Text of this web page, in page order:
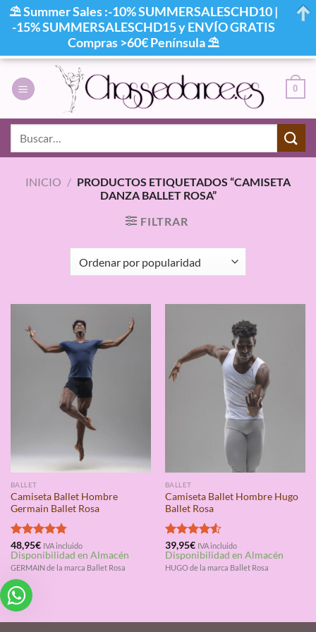
contenido
0
INICIO / PRODUCTOS ETIQUETADOS “CAMISETA
DANZA BALLET ROSA”
FILTRAR
BALLET
Camiseta Ballet Hombre
Germain Ballet Rosa
Valorado
con4.75
de 5
48,95€ IVA incluido
Disponibilidad en Almacén
GERMAIN de la marca Ballet Rosa
BALLET
Camiseta Ballet Hombre Hugo
Ballet Rosa
Valorado
con4.50
de 5
39,95€ IVA incluido
Disponibilidad en Almacén
HUGO de la marca Ballet Rosa
⛱ Summer Sales :-10% SUMMERSALESCHD10 |
-15% SUMMERSALESCHD15 y ENVÍO GRATIS
Compras >60€ Península ⛱